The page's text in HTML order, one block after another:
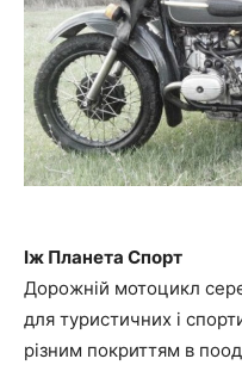
Іж Планета Спорт
Дорожній мотоцикл
для туристичних і
різним покриттям в